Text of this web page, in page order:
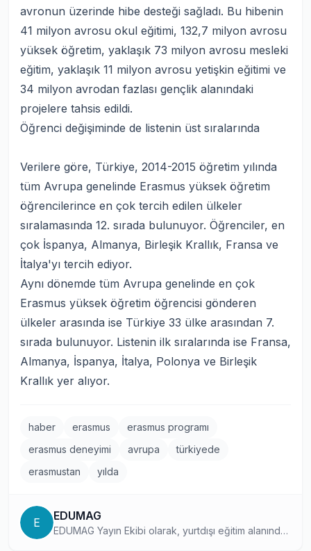
avronun üzerinde hibe desteği sağladı. Bu hibenin
41 milyon avrosu okul eğitimi, 132,7 milyon avrosu
yüksek öğretim, yaklaşık 73 milyon avrosu mesleki
eğitim, yaklaşık 11 milyon avrosu yetişkin eğitimi ve
34 milyon avrodan fazlası gençlik alanındaki
projelere tahsis edildi.
Öğrenci değişiminde de listenin üst sıralarında
Verilere göre, Türkiye, 2014-2015 öğretim yılında
tüm Avrupa genelinde Erasmus yüksek öğretim
öğrencilerince en çok tercih edilen ülkeler
sıralamasında 12. sırada bulunuyor. Öğrenciler, en
çok İspanya, Almanya, Birleşik Krallık, Fransa ve
İtalya'yı tercih ediyor.
Aynı dönemde tüm Avrupa genelinde en çok
Erasmus yüksek öğretim öğrencisi gönderen
ülkeler arasında ise Türkiye 33 ülke arasından 7.
sırada bulunuyor. Listenin ilk sıralarında ise Fransa,
Almanya, İspanya, İtalya, Polonya ve Birleşik
Krallık yer alıyor.
haber erasmus
erasmus programı
erasmus deneyimi
avrupa
türkiyede
erasmustan
yılda
E EDUMAG
EDUMAG Yayın Ekibi olarak, yurtdışı eğitim alanında